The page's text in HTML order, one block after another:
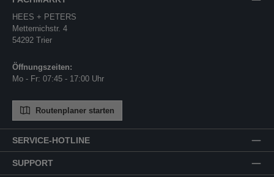
SERVICE-HOTLINE
SUPPORT
HEES + PETERS
Metternichstr. 4
54292 Trier
Öffnungszeiten:
Mo - Fr: 07:45 - 17:00 Uhr
Routenplaner starten